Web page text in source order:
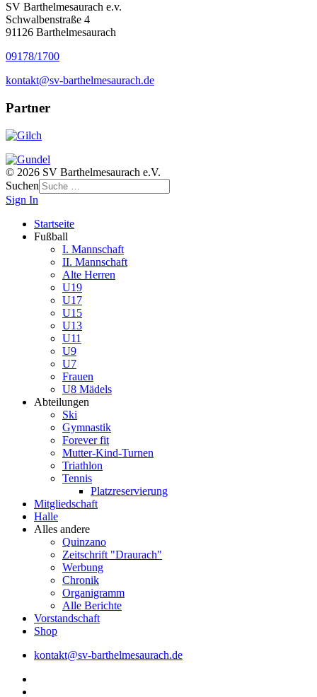
SV Barthelmesaurach e.v.
Schwalbenstraße 4
91126 Barthelmesaurach
09178/1700
kontakt@sv-barthelmesaurach.de
Partner
© 2026 SV Barthelmesaurach e.V.
Suchen
Sign In
Startseite
Fußball
I. Mannschaft
II. Mannschaft
Alte Herren
U19
U17
U15
U13
U11
U9
U7
Frauen
U8 Mädels
Abteilungen
Ski
Gymnastik
Forever fit
Mutter-Kind-Turnen
Triathlon
Tennis
Platzreservierung
Mitgliedschaft
Halle
Alles andere
Quinzano
Zeitschrift "Draurach"
Werbung
Chronik
Organigramm
Alle Berichte
Vorstandschaft
Shop
kontakt@sv-barthelmesaurach.de